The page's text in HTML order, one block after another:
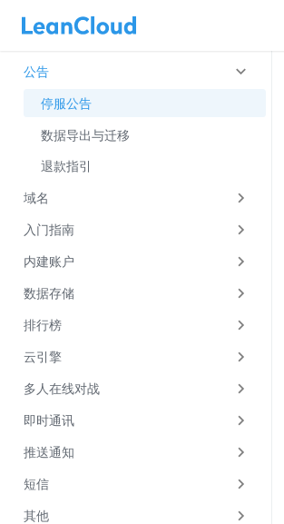
公告
停服公告
数据导出与迁移
退款指引
域名
入门指南
内建账户
数据存储
排行榜
云引擎
多人在线对战
即时通讯
推送通知
短信
其他